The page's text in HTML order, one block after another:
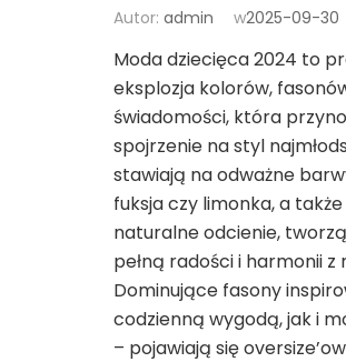
Autor: admin w2025-09-30
Moda dziecięca 2024 to
eksplozja kolorów,
świadomości, która
spojrzenie na styl
stawiają na odważne
fuksja czy limonka, a
naturalne odcienie,
pełną radości i harmonii z
Dominujące fasony
codzienną wygodą, jak i
– pojawiają się